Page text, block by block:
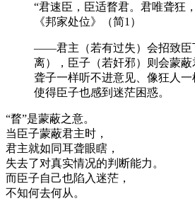
“君速臣，臣适瞀君。君唯聋
《邦家处位》（简1）
——君主（若有过失）会招致臣
离），臣子（若奸邪）则会蒙
聋子一样听不进意见、像狂人
使得臣子也感到迷茫困惑。
“瞀”是蒙蔽之意。
当臣子蒙蔽君主时，
君主就如同耳聋眼瞎，
失去了对真实情况的判断能力。
而臣子自己也陷入迷茫，
不知何去何从。